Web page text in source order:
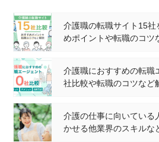
介護職の転職サイト15社
めポイントや転職のコツ
介護職におすすめの転職
社比較や転職のコツなど
介護の仕事に向いている
かせる他業界のスキルな